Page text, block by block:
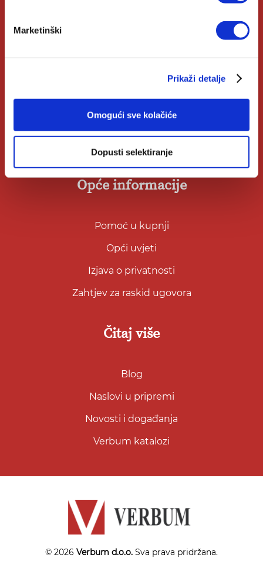
Marketinški
Prikaži detalje
Omogući sve kolačiće
Dopusti selektiranje
Biblioteke
Izdanja Verbum
Opće informacije
Pomoć u kupnji
Opći uvjeti
Izjava o privatnosti
Zahtjev za raskid ugovora
Čitaj više
Blog
Naslovi u pripremi
Novosti i događanja
Verbum katalozi
© 2026 Verbum d.o.o. Sva prava pridržana.